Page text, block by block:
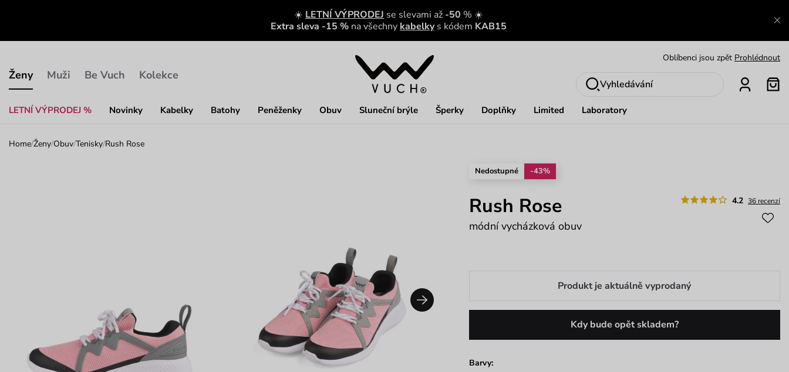
☀️ LETNÍ VÝPRODEJ se slevami až -50 % ☀️
Extra sleva -15 % na všechny kabelkys kódem KAB15
Ženy
LETNÍ VÝPRODEJ % Novinky Kabelky Batohy Peněženky Obuv Sluneční brýle Šperky Doplňky Limited Laboratory
Muži Be Vuch Kolekce
Nech se inspirovat Ukázat
Vyhledávání
Home/Ženy/Obuv/Tenisky/Rush Rose
Nedostupné -43%
4.2 36 recenzí
Rush Rose
módní vycházková obuv
Produkt je aktuálně vyprodaný
Kdy bude opět skladem?
Barvy: